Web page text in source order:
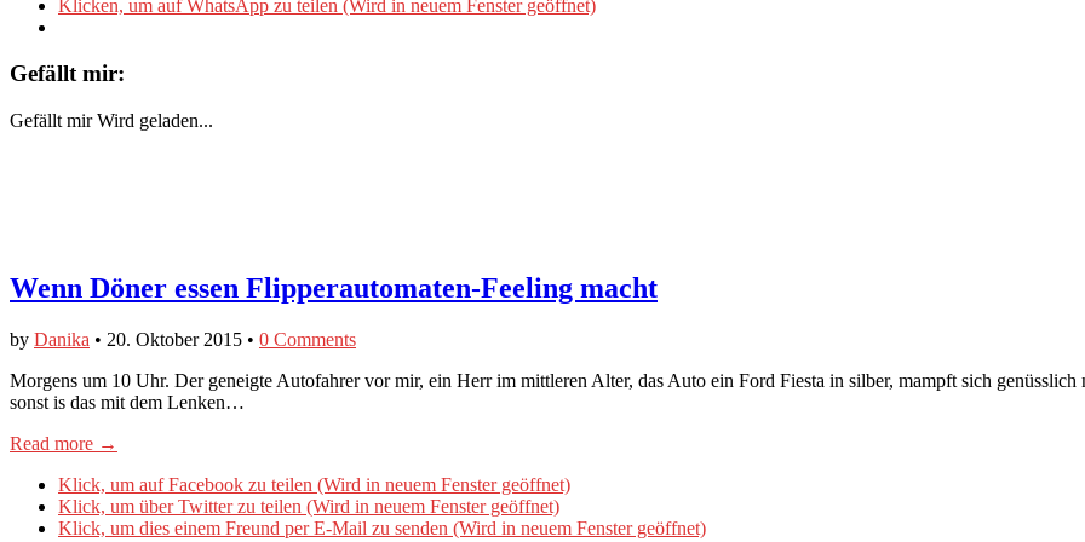
Klicken, um auf WhatsApp zu teilen (Wird in neuem Fenster geöffnet)
Gefällt mir:
Gefällt mir Wird geladen...
Wenn Döner essen Flipperautomaten-Feeling macht
by Danika • 20. Oktober 2015 • 0 Comments
Morgens um 10 Uhr. Der geneigte Autofahrer vor mir, ein Herr im mittleren Alter, das Auto ein Ford Fiesta in silber, mampft sich
sonst is das mit dem Lenken…
Read more →
Klick, um auf Facebook zu teilen (Wird in neuem Fenster geöffnet)
Klick, um über Twitter zu teilen (Wird in neuem Fenster geöffnet)
Klick, um dies einem Freund per E-Mail zu senden (Wird in neuem Fenster geöffnet)